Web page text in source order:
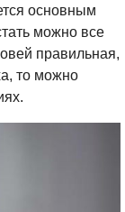
основным
можно все
правильная,
то можно